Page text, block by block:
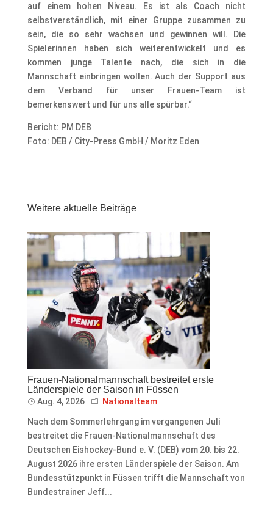
auf einem hohen Niveau. Es ist als Coach nicht
selbstverständlich, mit einer Gruppe zusammen zu
sein, die so sehr wachsen und gewinnen will. Die
Spielerinnen haben sich weiterentwickelt und es
kommen junge Talente nach, die sich in die
Mannschaft einbringen wollen. Auch der Support aus
dem Verband für unser Frauen-Team ist
bemerkenswert und für uns alle spürbar.“
Bericht: PM DEB
Foto: DEB / City-Press GmbH / Moritz Eden
Weitere aktuelle Beiträge
Frauen-Nationalmannschaft bestreitet erste
Länderspiele der Saison in Füssen
Aug. 4, 2026 Nationalteam
Nach dem Sommerlehrgang im vergangenen Juli
bestreitet die Frauen-Nationalmannschaft des
Deutschen Eishockey-Bund e. V. (DEB) vom 20. bis 22.
August 2026 ihre ersten Länderspiele der Saison. Am
Bundesstützpunkt in Füssen trifft die Mannschaft von
Bundestrainer Jeff...